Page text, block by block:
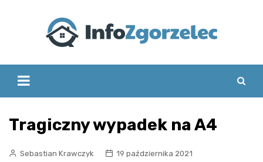
Tragiczny wypadek na A4
Sebastian Krawczyk
19 października 2021